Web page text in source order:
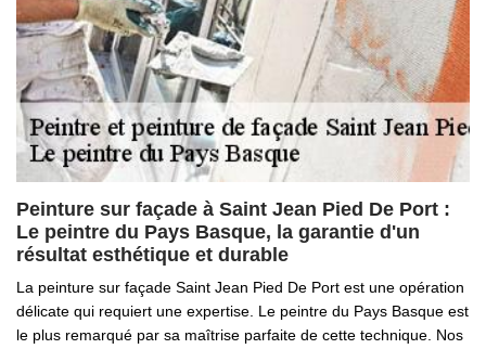
Peinture sur façade à Saint Jean Pied De Port :
Le peintre du Pays Basque, la garantie d'un
résultat esthétique et durable
La peinture sur façade Saint Jean Pied De Port est une opération
délicate qui requiert une expertise. Le peintre du Pays Basque est
le plus remarqué par sa maîtrise parfaite de cette technique. Nos